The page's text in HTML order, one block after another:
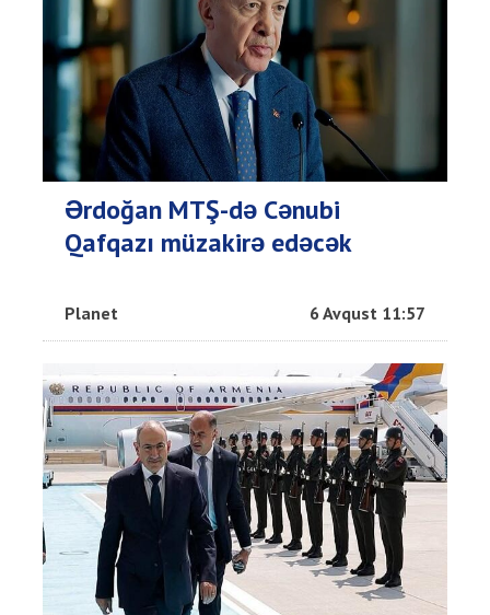
Ərdoğan MTŞ-də Cənubi
Qafqazı müzakirə edəcək
Planet 6 Avqust 11:57